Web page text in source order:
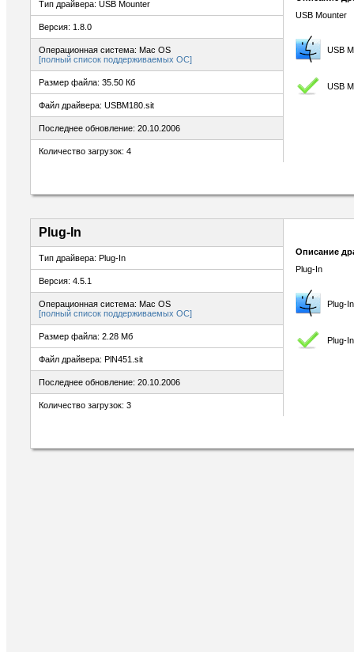
Тип драйвера: USB Mounter
Версия: 1.8.0
Операционная система: Mac OS
[полный список поддерживаемых ОС]
Размер файла: 35.50 Кб
Файл драйвера: USBM180.sit
Последнее обновление: 20.10.2006
Количество загрузок: 4
USB Mounter
USB
USB
Plug-In
Тип драйвера: Plug-In
Версия: 4.5.1
Операционная система: Mac OS
[полный список поддерживаемых ОС]
Размер файла: 2.28 Мб
Файл драйвера: PlN451.sit
Последнее обновление: 20.10.2006
Количество загрузок: 3
Описание
Plug-In
Plug-
Plug-